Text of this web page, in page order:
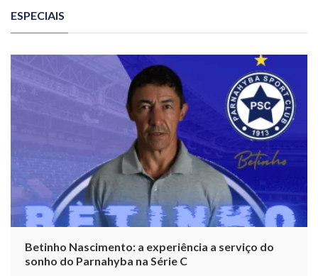
ESPECIAIS
Betinho Nascimento: a experiência a serviço do
sonho do Parnahyba na Série C